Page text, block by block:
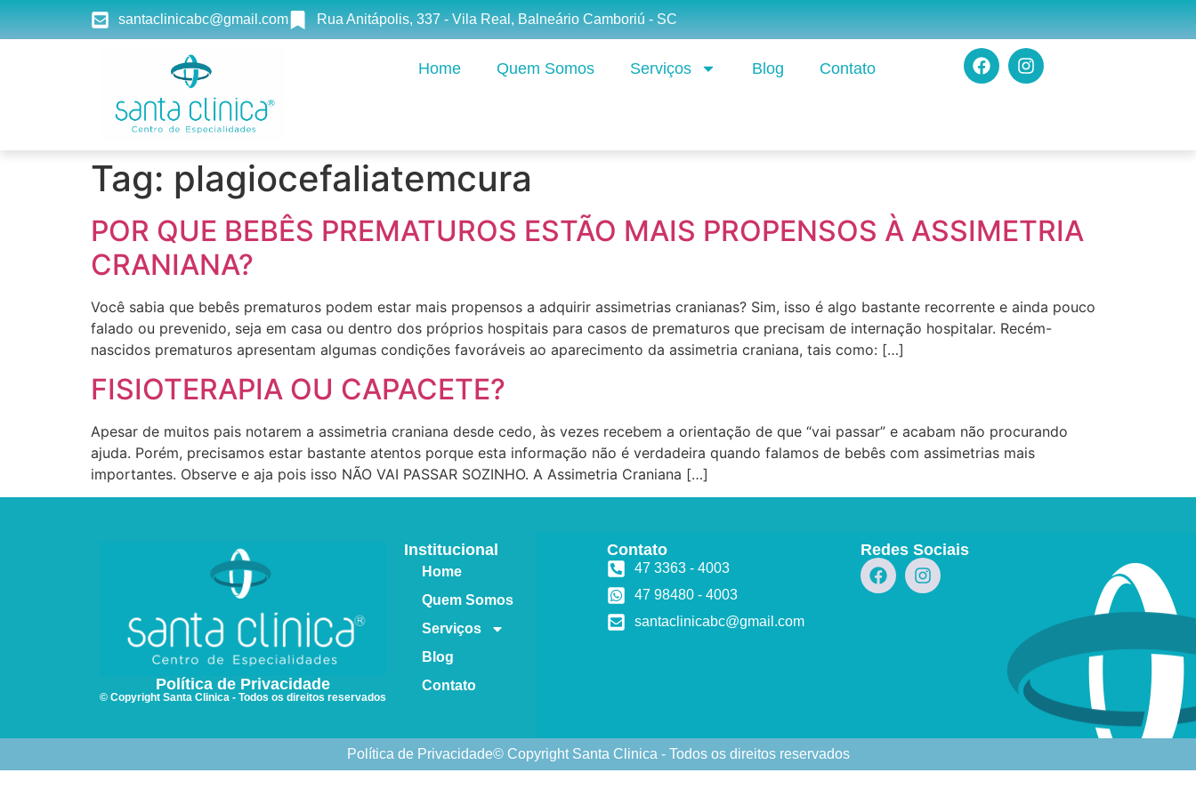
santaclinicabc@gmail.com Rua Anitápolis, 337 - Vila Real, Balneário Camboriú - SC
Home Quem Somos Serviços Blog Contato
Tag: plagiocefaliatemcura
POR QUE BEBÊS PREMATUROS ESTÃO MAIS PROPENSOS À ASSIMETRIA
CRANIANA?
Você sabia que bebês prematuros podem estar mais propensos a adquirir assimetrias cranianas? Sim, isso é algo bastante recorrente e ainda pouco
falado ou prevenido, seja em casa ou dentro dos próprios hospitais para casos de prematuros que precisam de internação hospitalar. Recém-
nascidos prematuros apresentam algumas condições favoráveis ao aparecimento da assimetria craniana, tais como: […]
FISIOTERAPIA OU CAPACETE?
Apesar de muitos pais notarem a assimetria craniana desde cedo, às vezes recebem a orientação de que “vai passar” e acabam não procurando
ajuda. Porém, precisamos estar bastante atentos porque esta informação não é verdadeira quando falamos de bebês com assimetrias mais
importantes. Observe e aja pois isso NÃO VAI PASSAR SOZINHO. A Assimetria Craniana […]
Política de Privacidade
© Copyright Santa Clinica - Todos os direitos reservados
Institucional
Home
Quem Somos
Serviços
Blog
Contato
Contato
47 3363 - 4003
47 98480 - 4003
santaclinicabc@gmail.com
Redes Sociais
Política de Privacidade© Copyright Santa Clinica - Todos os direitos reservados